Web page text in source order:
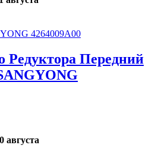
Редуктора Передний
августа